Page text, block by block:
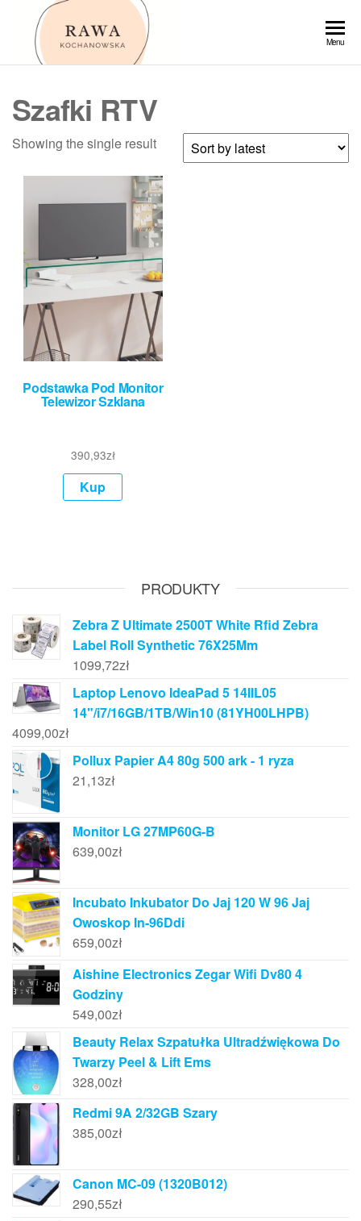
Przejdź
Menu
Szafki RTV
Showing the single result
Podstawka Pod Monitor
Telewizor Szklana
390,93zł
Kup
PRODUKTY
Zebra Z Ultimate 2500T White Rfid Zebra
Label Roll Synthetic 76X25Mm
1099,72zł
Laptop Lenovo IdeaPad 5 14IIL05
14"/i7/16GB/1TB/Win10 (81YH00LHPB)
4099,00zł
Pollux Papier A4 80g 500 ark - 1 ryza
21,13zł
Monitor LG 27MP60G-B
639,00zł
Incubato Inkubator Do Jaj 120 W 96 Jaj
Owoskop In-96Ddi
659,00zł
Aishine Electronics Zegar Wifi Dv80 4
Godziny
549,00zł
Beauty Relax Szpatułka Ultradźwiękowa Do
Twarzy Peel & Lift Ems
328,00zł
Redmi 9A 2/32GB Szary
385,00zł
Canon MC-09 (1320B012)
290,55zł